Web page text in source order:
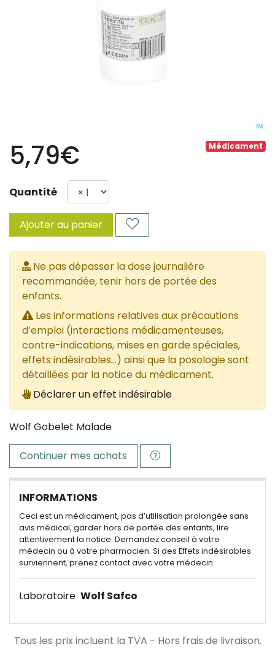
Médicament
5,79€
Quantité
Ajouter au panier
Ne pas dépasser la dose journalière
recommandée, tenir hors de portée des
enfants.
Les informations relatives aux précautions
d’emploi (interactions médicamenteuses,
contre-indications, mises en garde spéciales,
effets indésirables...) ainsi que la posologie sont
détaillées par la notice du médicament.
Déclarer un effet indésirable
Wolf Gobelet Malade
Continuer mes achats
INFORMATIONS
Ceci est un médicament, pas d’utilisation prolongée sans
avis médical, garder hors de portée des enfants, lire
attentivement la notice. Demandez conseil à votre
médecin ou à votre pharmacien. Si des Effets indésirables
surviennent, prenez contact avec votre médecin.
Laboratoire Wolf Safco
Tous les prix incluent la TVA - Hors frais de livraison.